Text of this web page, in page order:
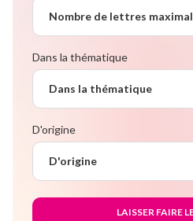
Nombre de lettres maximal
Dans la thématique
Dans la thématique
D'origine
D'origine